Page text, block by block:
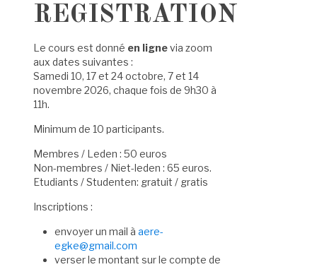
REGISTRATION
Le cours est donné en lignevia zoom
aux dates suivantes :
Samedi 10, 17 et 24 octobre, 7 et 14
novembre 2026, chaque fois de 9h30 à
11h.
Minimum de 10 participants.
Membres / Leden : 50 euros
Non-membres / Niet-leden : 65 euros.
Etudiants / Studenten: gratuit / gratis
Inscriptions :
envoyer un mail àaere-
egke@gmail.com
verser le montant sur le compte de